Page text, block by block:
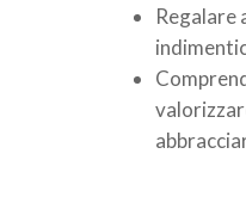
Regalare